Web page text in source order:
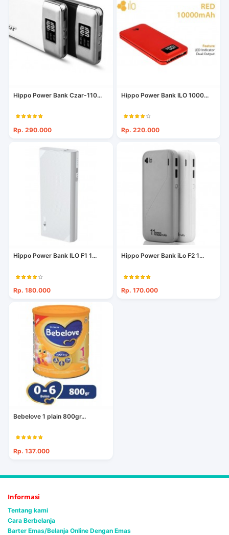
Hippo Power Bank Czar-110...
Rp. 290.000
Hippo Power Bank ILO 1000...
Rp. 220.000
Hippo Power Bank ILO F1 1...
Rp. 180.000
Hippo Power Bank iLo F2 1...
Rp. 170.000
Bebelove 1 plain 800gr...
Rp. 137.000
Informasi
Tentang kami
Cara Berbelanja
Barter Emas/Belanja Online Dengan Emas